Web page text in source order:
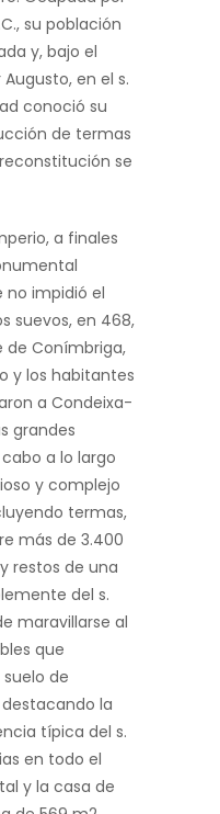
su población
y, bajo el
en el s.
conoció su
de termas
se
a finales
no impidió el
suevos, en 468,
de Conímbriga,
y los habitantes
a Condeixa-
grandes
a lo largo
y complejo
termas,
más de 3.400
restos de una
del s.
maravillarse al
que
de
la
típica del s.
en todo el
y la casa de